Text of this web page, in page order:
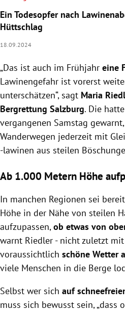
Ein Todesopfer nach
Hüttschlag
18.09.2024
„Das ist auch im Frühjahr eine
Lawinengefahr ist vorerst
unterschätzen“, sagt Maria
Bergrettung Salzburg. Die
vergangenen Samstag
Wanderwegen jederzeit mit
-lawinen aus steilen
Ab 1.000 Metern Höhe
In manchen Regionen sei
Höhe in der Nähe von steilen
aufzupassen,ob etwas von
warnt Riedler - nicht zuletzt
voraussichtlich schöne Wetter
viele Menschen in die Berge
Selbst wer sich auf
muss sich bewusst sein, „dass